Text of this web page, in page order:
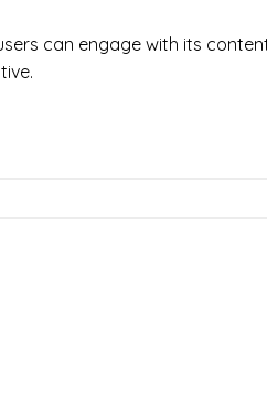
can engage with its